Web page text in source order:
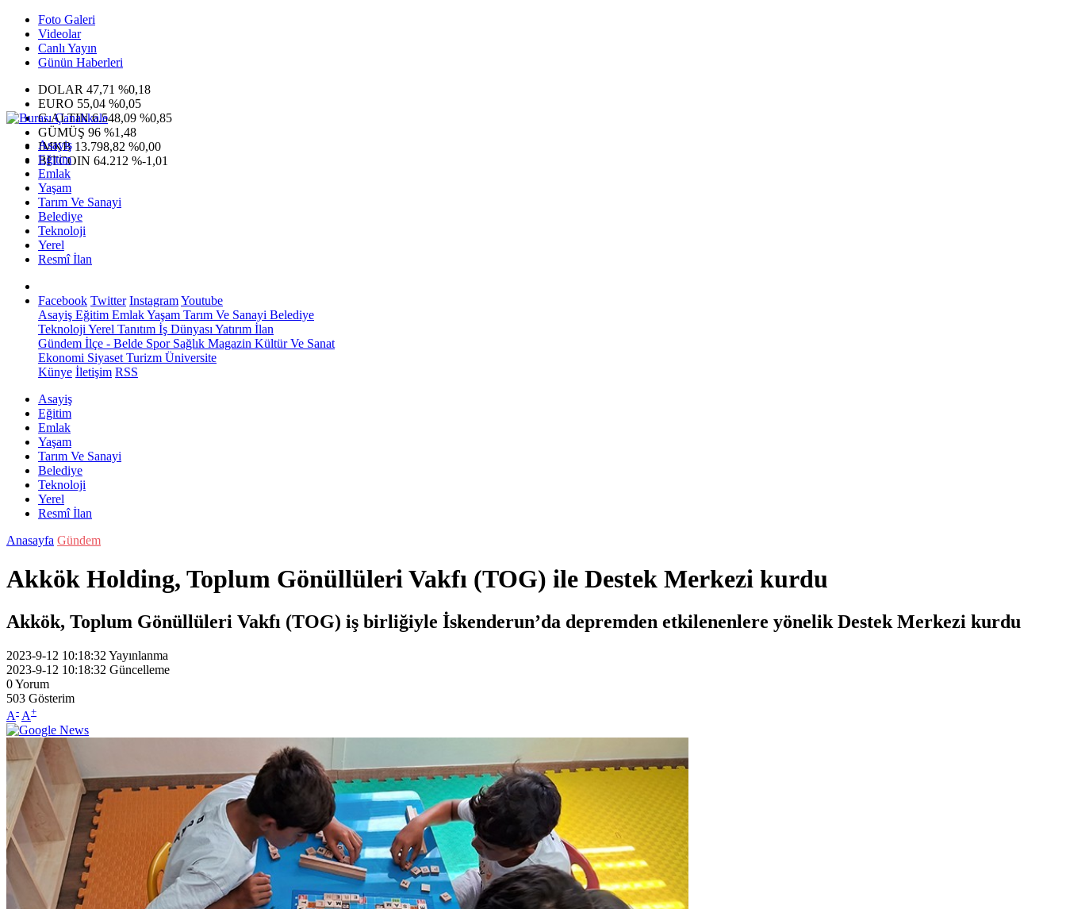
Foto Galeri
Videolar
Canlı Yayın
Günün Haberleri
DOLAR 47,71 %0,18
EURO 55,04 %0,05
G.ALTIN6.548,09 %0,85
GÜMÜŞ 96 %1,48
IMKB 13.798,82 %0,00
BITCOIN 64.212 %-1,01
Asayiş
Eğitim
Emlak
Yaşam
Tarım Ve Sanayi
Belediye
Teknoloji
Yerel
Resmî İlan
Facebook Twitter InstagramYoutube
Asayiş Eğitim EmlakYaşam Tarım Ve Sanayi Belediye
Teknoloji Yerel Tanıtım İş Dünyası Yatırım İlan
Gündem İlçe - Belde SporSağlık Magazin Kültür Ve Sanat
Ekonomi Siyaset Turizm Üniversite
Künye İletişim RSS
Asayiş
Eğitim
Emlak
Yaşam
Tarım Ve Sanayi
Belediye
Teknoloji
Yerel
Resmî İlan
Anasayfa Gündem
Akkök Holding, Toplum Gönüllüleri Vakfı (TOG) ile Destek Merkezi kurdu
Akkök, Toplum Gönüllüleri Vakfı (TOG) iş birliğiyle İskenderun’da depremden etkilenenlere yönelik Destek Merkezi kurdu
2023-9-12 10:18:32 Yayınlanma
2023-9-12 10:18:32 Güncelleme
0Yorum
503 Gösterim
A- A+